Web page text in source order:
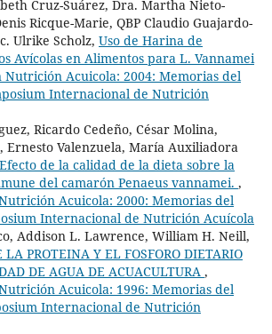
Cruz-Suárez, Dra. Martha Nieto-
Ricque-Marie, QBP Claudio Guajardo-
Ulrike Scholz, Uso de Harina de
Avícolas en Alimentos para L. Vannamei
Nutrición Acuicola: 2004: Memorias del
Internacional de Nutrición
Ricardo Cedeño, César Molina,
Ernesto Valenzuela, María Auxiliadora
Efecto de la calidad de la dieta sobre la
del camarón Penaeus vannamei. ,
Acuicola: 2000: Memorias del
Internacional de Nutrición Acuícola
Addison L. Lawrence, William H. Neill,
LA PROTEINA Y EL FOSFORO DIETARIO
DE AGUA DE ACUACULTURA ,
Acuicola: 1996: Memorias del
Internacional de Nutrición